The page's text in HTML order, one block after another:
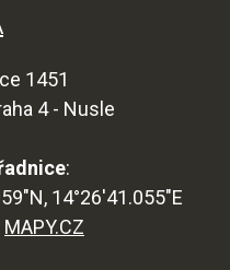
1451
4 - Nusle
:
14°26'41.055"E
MAPY.CZ